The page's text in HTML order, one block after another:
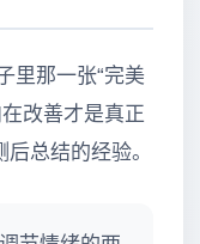
里那一张“完美
改善才是真正
总结的经验。